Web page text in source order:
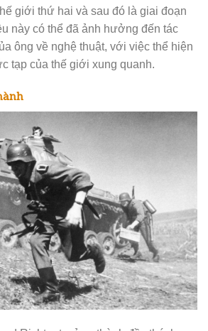
giới thứ hai và sau đó là giai đoạn
này có thể đã ảnh hưởng đến tác
ông về nghệ thuật, với việc thể hiện
tạp của thế giới xung quanh.